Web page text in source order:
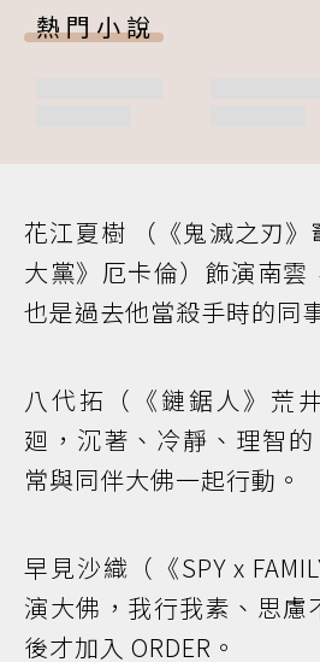
熱門小說
花江夏樹 （《鬼滅之刃
大黨》厄卡倫）飾演南雲
也是過去他當殺手時的同
八代拓（《鏈鋸人》荒
廻，沉著、冷靜、理智的
常與同伴大佛一起行動。
早見沙織（《SPY x
演大佛，我行我素、思慮
後才加入 ORDER。